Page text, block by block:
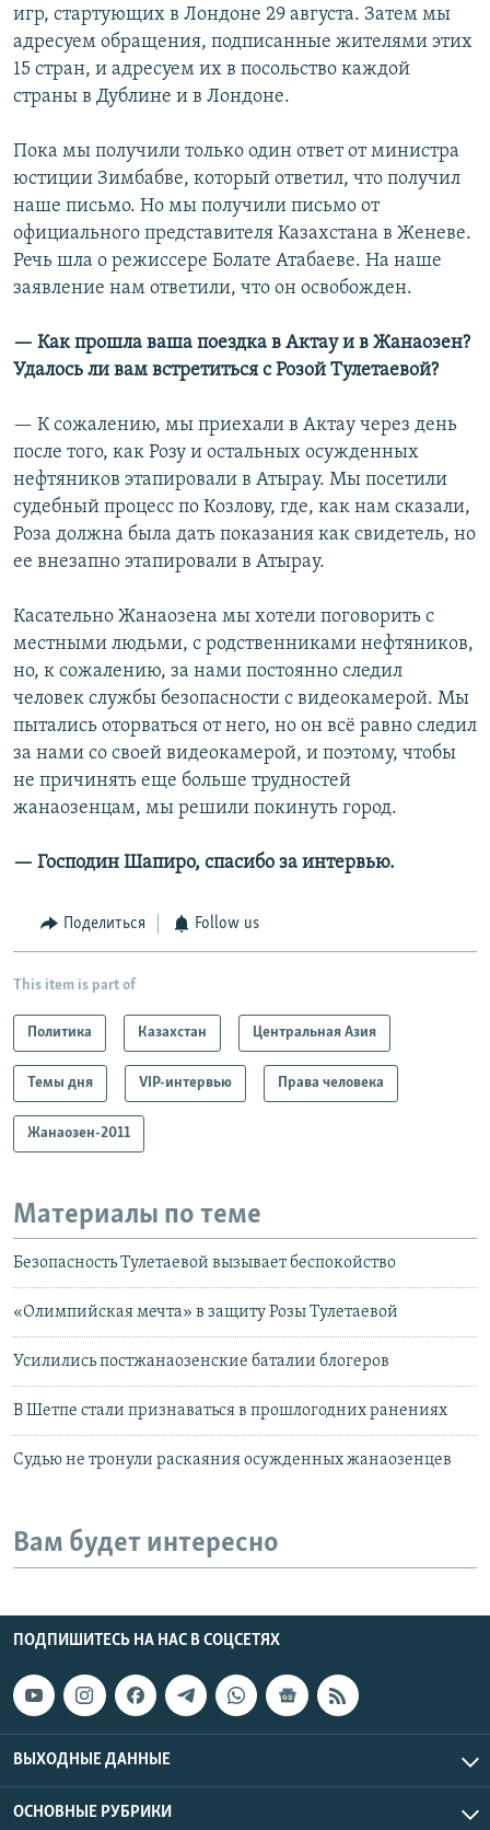
игр, стартующих в Лондоне 29 августа. Затем мы
адресуем обращения, подписанные жителями этих
15 стран, и адресуем их в посольство каждой
страны в Дублине и в Лондоне.
Пока мы получили только один ответ от министра
юстиции Зимбабве, который ответил, что получил
наше письмо. Но мы получили письмо от
официального представителя Казахстана в Женеве.
Речь шла о режиссере Болате Атабаеве. На наше
заявление нам ответили, что он освобожден.
— Как прошла ваша поездка в Актау и в Жанаозен?
Удалось ли вам встретиться с Розой Тулетаевой?
— К сожалению, мы приехали в Актау через день
после того, как Розу и остальных осужденных
нефтяников этапировали в Атырау. Мы посетили
судебный процесс по Козлову, где, как нам сказали,
Роза должна была дать показания как свидетель, но
ее внезапно этапировали в Атырау.
Касательно Жанаозена мы хотели поговорить с
местными людьми, с родственниками нефтяников,
но, к сожалению, за нами постоянно следил
человек службы безопасности с видеокамерой. Мы
пытались оторваться от него, но он всё равно следил
за нами со своей видеокамерой, и поэтому, чтобы
не причинять еще больше трудностей
жанаозенцам, мы решили покинуть город.
— Господин Шапиро, спасибо за интервью.
Поделиться Follow us
This item is part of
Политика Казахстан Центральная Азия
Темы дня VIP-интервью Права человека
Жанаозен-2011
Материалы по теме
Безопасность Тулетаевой вызывает беспокойство
«Олимпийская мечта» в защиту Розы Тулетаевой
Усилились постжанаозенские баталии блогеров
В Шетпе стали признаваться в прошлогодних ранениях
Судью не тронули раскаяния осужденных жанаозенцев
Вам будет интересно
ПОДПИШИТЕСЬ НА НАС В СОЦСЕТЯХ
ВЫХОДНЫЕ ДАННЫЕ
ОСНОВНЫЕ РУБРИКИ